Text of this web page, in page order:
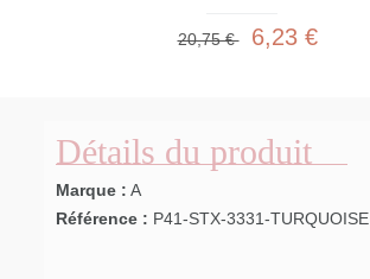
20,75 € 6,23 €
Détails du produit
Marque : A
Référence : P41-STX-3331-TURQUOISE